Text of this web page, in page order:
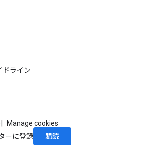
ドライン
Manage cookies
ーに登録
購読